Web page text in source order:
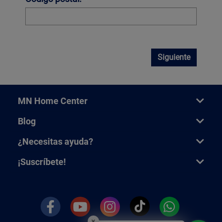
Siguiente
MN Home Center
Blog
¿Necesitas ayuda?
¡Suscríbete!